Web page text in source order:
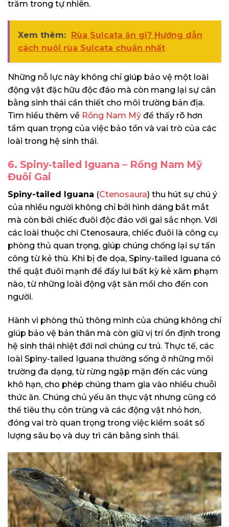
trăm trong tự nhiên.
Xem thêm:
Rùa Sulcata ăn gì? Hướng dẫn
cách nuôi rùa Sulcata chuẩn nhất
Những nỗ lực này không chỉ giúp bảo vệ một loài
động vật đặc hữu độc đáo mà còn mang lại sự cân
bằng sinh thái cần thiết cho môi trường bản địa.
Tìm hiểu thêm về Rồng Nam Mỹ để thấy rõ hơn
tầm quan trọng của việc bảo tồn và vai trò của các
loài trong hệ sinh thái.
6. Spiny-tailed Iguana – Rồng Nam Mỹ
Đuôi Gai
Spiny-tailed Iguana (Ctenosaura) thu hút sự chú ý
của nhiều người không chỉ bởi hình dáng bắt mắt
mà còn bởi chiếc đuôi độc đáo với gai sắc nhọn. Với
các loài thuộc chi Ctenosaura, chiếc đuôi là công cụ
phòng thủ quan trọng, giúp chúng chống lại sự tấn
công từ kẻ thù. Khi bị đe dọa, Spiny-tailed Iguana có
thể quật đuôi mạnh để đẩy lui bất kỳ kẻ xâm phạm
nào, từ những loài động vật săn mồi cho đến con
người.
Hành vi phòng thủ thông minh của chúng không chỉ
giúp bảo vệ bản thân mà còn giữ vị trí ổn định trong
hệ sinh thái nhiệt đới nơi chúng cư trú. Thực tế, các
loài Spiny-tailed Iguana thường sống ở những môi
trường đa dạng, từ rừng ngập mặn đến các vùng
khô hạn, cho phép chúng tham gia vào nhiều chuỗi
thức ăn. Chúng chủ yếu ăn thực vật nhưng cũng có
thể tiêu thụ côn trùng và các động vật nhỏ hơn,
đóng vai trò quan trọng trong việc kiểm soát số
lượng sâu bọ và duy trì cân bằng sinh thái.